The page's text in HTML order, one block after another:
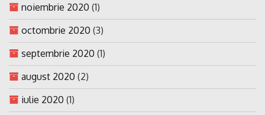
noiembrie 2020 (1)
octombrie 2020 (3)
septembrie 2020 (1)
august 2020 (2)
iulie 2020 (1)